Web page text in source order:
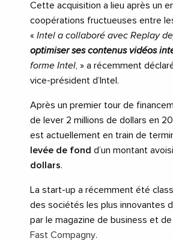
Cette acquisition a lieu après un
coopérations fructueuses entre
« Intel a collaboré avec Replay
optimiser ses contenus vidéos
forme Intel , » a récemment
vice-président d’Intel.
Après un premier tour de
de lever 2 millions de dollars en
est actuellement en train de
levée de fond d’un montant
dollars.
La start-up a récemment été
des sociétés les plus innovantes
par le magazine de business et
Fast Compagny.